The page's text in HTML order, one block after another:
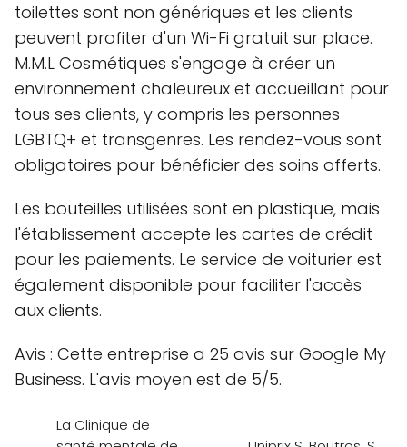
toilettes sont non génériques et les clients
peuvent profiter d'un Wi-Fi gratuit sur place.
M.M.L Cosmétiques s'engage à créer un
environnement chaleureux et accueillant pour
tous ses clients, y compris les personnes
LGBTQ+ et transgenres. Les rendez-vous sont
obligatoires pour bénéficier des soins offerts.
Les bouteilles utilisées sont en plastique, mais
l'établissement accepte les cartes de crédit
pour les paiements. Le service de voiturier est
également disponible pour faciliter l'accès
aux clients.
Avis : Cette entreprise a 25 avis sur Google My
Business. L'avis moyen est de 5/5.
La Clinique de